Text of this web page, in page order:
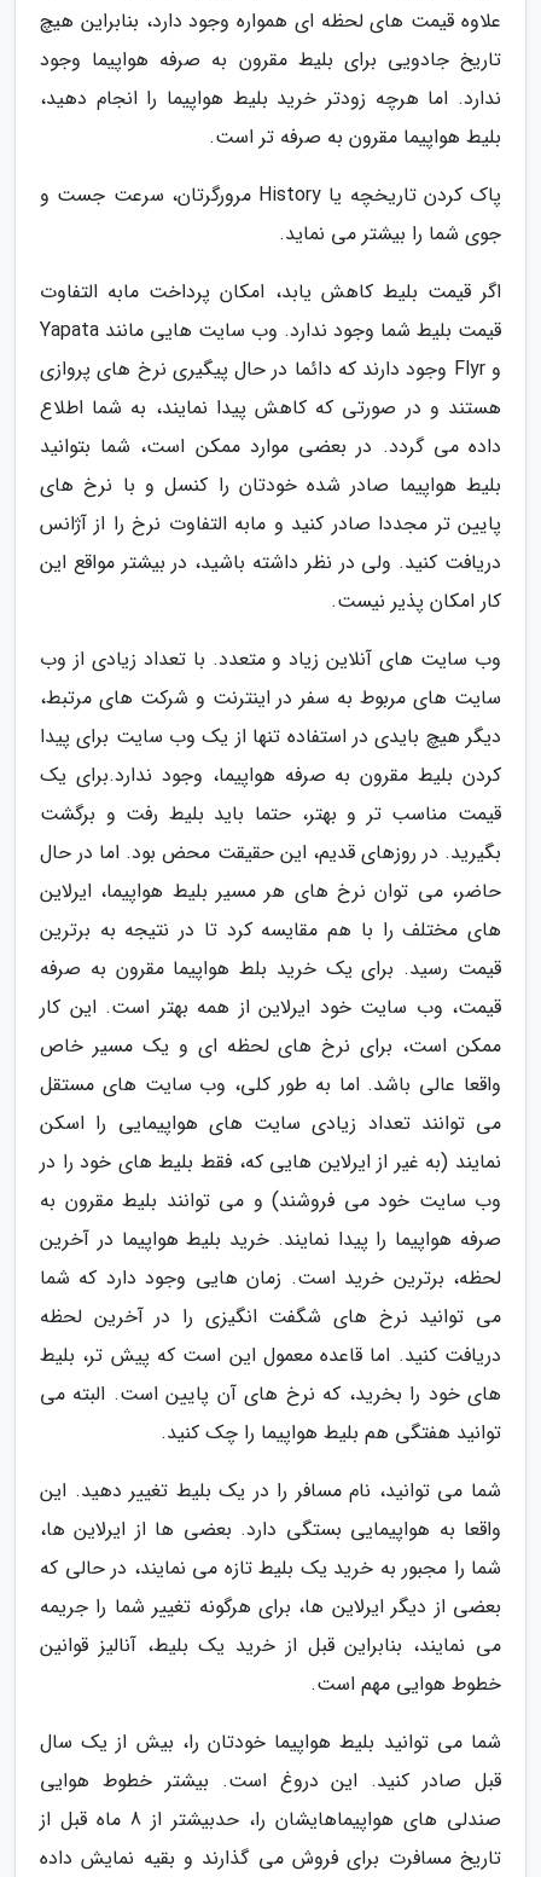
علاوه قیمت های لحظه ای همواره وجود دارد، بنابراین هیچ
تاریخ جادویی برای بلیط مقرون به صرفه هواپیما وجود
ندارد. اما هرچه زودتر خرید بلیط هواپیما را انجام دهید،
بلیط هواپیما مقرون به صرفه تر است.
پاک کردن تاریخچه یا History مرورگرتان، سرعت جست و
جوی شما را بیشتر می نماید.
اگر قیمت بلیط کاهش یابد، امکان پرداخت مابه التفاوت
قیمت بلیط شما وجود ندارد. وب سایت هایی مانند Yapata
و Flyr وجود دارند که دائما در حال پیگیری نرخ های پروازی
هستند و در صورتی که کاهش پیدا نمایند، به شما اطلاع
داده می گردد. در بعضی موارد ممکن است، شما بتوانید
بلیط هواپیما صادر شده خودتان را کنسل و با نرخ های
پایین تر مجددا صادر کنید و مابه التفاوت نرخ را از آژانس
دریافت کنید. ولی در نظر داشته باشید، در بیشتر مواقع این
کار امکان پذیر نیست.
وب سایت های آنلاین زیاد و متعدد. با تعداد زیادی از وب
سایت های مربوط به سفر در اینترنت و شرکت های مرتبط،
دیگر هیچ بایدی در استفاده تنها از یک وب سایت برای پیدا
کردن بلیط مقرون به صرفه هواپیما، وجود ندارد.برای یک
قیمت مناسب تر و بهتر، حتما باید بلیط رفت و برگشت
بگیرید. در روزهای قدیم، این حقیقت محض بود. اما در حال
حاضر، می توان نرخ های هر مسیر بلیط هواپیما، ایرلاین
های مختلف را با هم مقایسه کرد تا در نتیجه به برترین
قیمت رسید. برای یک خرید بلط هواپیما مقرون به صرفه
قیمت، وب سایت خود ایرلاین از همه بهتر است. این کار
ممکن است، برای نرخ های لحظه ای و یک مسیر خاص
واقعا عالی باشد. اما به طور کلی، وب سایت های مستقل
می توانند تعداد زیادی سایت های هواپیمایی را اسکن
نمایند (به غیر از ایرلاین هایی که، فقط بلیط های خود را در
وب سایت خود می فروشند) و می توانند بلیط مقرون به
صرفه هواپیما را پیدا نمایند. خرید بلیط هواپیما در آخرین
لحظه، برترین خرید است. زمان هایی وجود دارد که شما
می توانید نرخ های شگفت انگیزی را در آخرین لحظه
دریافت کنید. اما قاعده معمول این است که پیش تر، بلیط
های خود را بخرید، که نرخ های آن پایین است. البته می
توانید هفتگی هم بلیط هواپیما را چک کنید.
شما می توانید، نام مسافر را در یک بلیط تغییر دهید. این
واقعا به هواپیمایی بستگی دارد. بعضی ها از ایرلاین ها،
شما را مجبور به خرید یک بلیط تازه می نمایند، در حالی که
بعضی از دیگر ایرلاین ها، برای هرگونه تغییر شما را جریمه
می نمایند، بنابراین قبل از خرید یک بلیط، آنالیز قوانین
خطوط هوایی مهم است.
شما می توانید بلیط هواپیما خودتان را، بیش از یک سال
قبل صادر کنید. این دروغ است. بیشتر خطوط هوایی
صندلی های هواپیماهایشان را، حدبیشتر از 8 ماه قبل از
تاریخ مسافرت برای فروش می گذارند و بقیه نمایش داده